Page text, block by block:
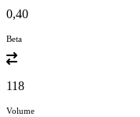
0,40
Beta
118
Volume